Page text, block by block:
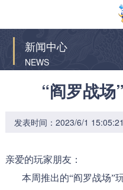
新闻中心
NEWS
“阎罗战场
发表时间：2023/6/1 15:05:21
亲爱的玩家朋友：
本周推出的“阎罗战场”